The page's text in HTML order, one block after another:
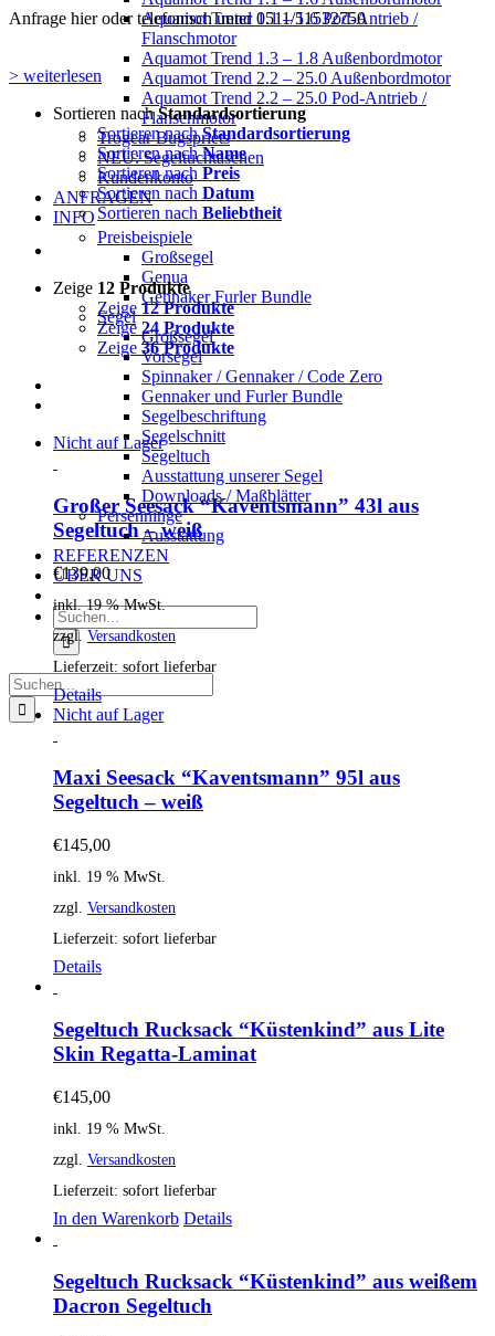
Aquamot Trend 1.1 – 1.6 Pod-Antrieb /
Flanschmotor
Aquamot Trend 1.3 – 1.8 Außenbordmotor
Aquamot Trend 2.2 – 25.0 Außenbordmotor
Aquamot Trend 2.2 – 25.0 Pod-Antrieb /
Flanschmotor
Trogear Bugspriets
NEU: Segeltuchtaschen
Kundenkonto
ANFRAGEN
INFO
Preisbeispiele
Großsegel
Genua
Gennaker Furler Bundle
Segel
Großsegel
Vorsegel
Spinnaker / Gennaker / Code Zero
Gennaker und Furler Bundle
Segelbeschriftung
Segelschnitt
Segeltuch
Ausstattung unserer Segel
Downloads / Maßblätter
Persenninge
Ausstattung
REFERENZEN
ÜBER UNS
Suche
nach:
Suche
nach:
Anfrage hier oder telefonisch unter 0511/51532750
> weiterlesen
Sortieren nachStandardsortierung
Sortieren nachStandardsortierung
Sortieren nachName
Sortieren nach Preis
Sortieren nach Datum
Sortieren nach Beliebtheit
Zeige 12 Produkte
Zeige 12 Produkte
Zeige 24 Produkte
Zeige 36 Produkte
Nicht auf Lager
Großer Seesack “Kaventsmann” 43l aus
Segeltuch – weiß
€139,00
inkl. 19 % MwSt.
zzgl. Versandkosten
Lieferzeit: sofort lieferbar
Details
Nicht auf Lager
Maxi Seesack “Kaventsmann” 95l aus
Segeltuch – weiß
€145,00
inkl. 19 % MwSt.
zzgl. Versandkosten
Lieferzeit: sofort lieferbar
Details
Segeltuch Rucksack “Küstenkind” aus Lite
Skin Regatta-Laminat
€145,00
inkl. 19 % MwSt.
zzgl. Versandkosten
Lieferzeit: sofort lieferbar
In den Warenkorb Details
Segeltuch Rucksack “Küstenkind” aus weißem
Dacron Segeltuch